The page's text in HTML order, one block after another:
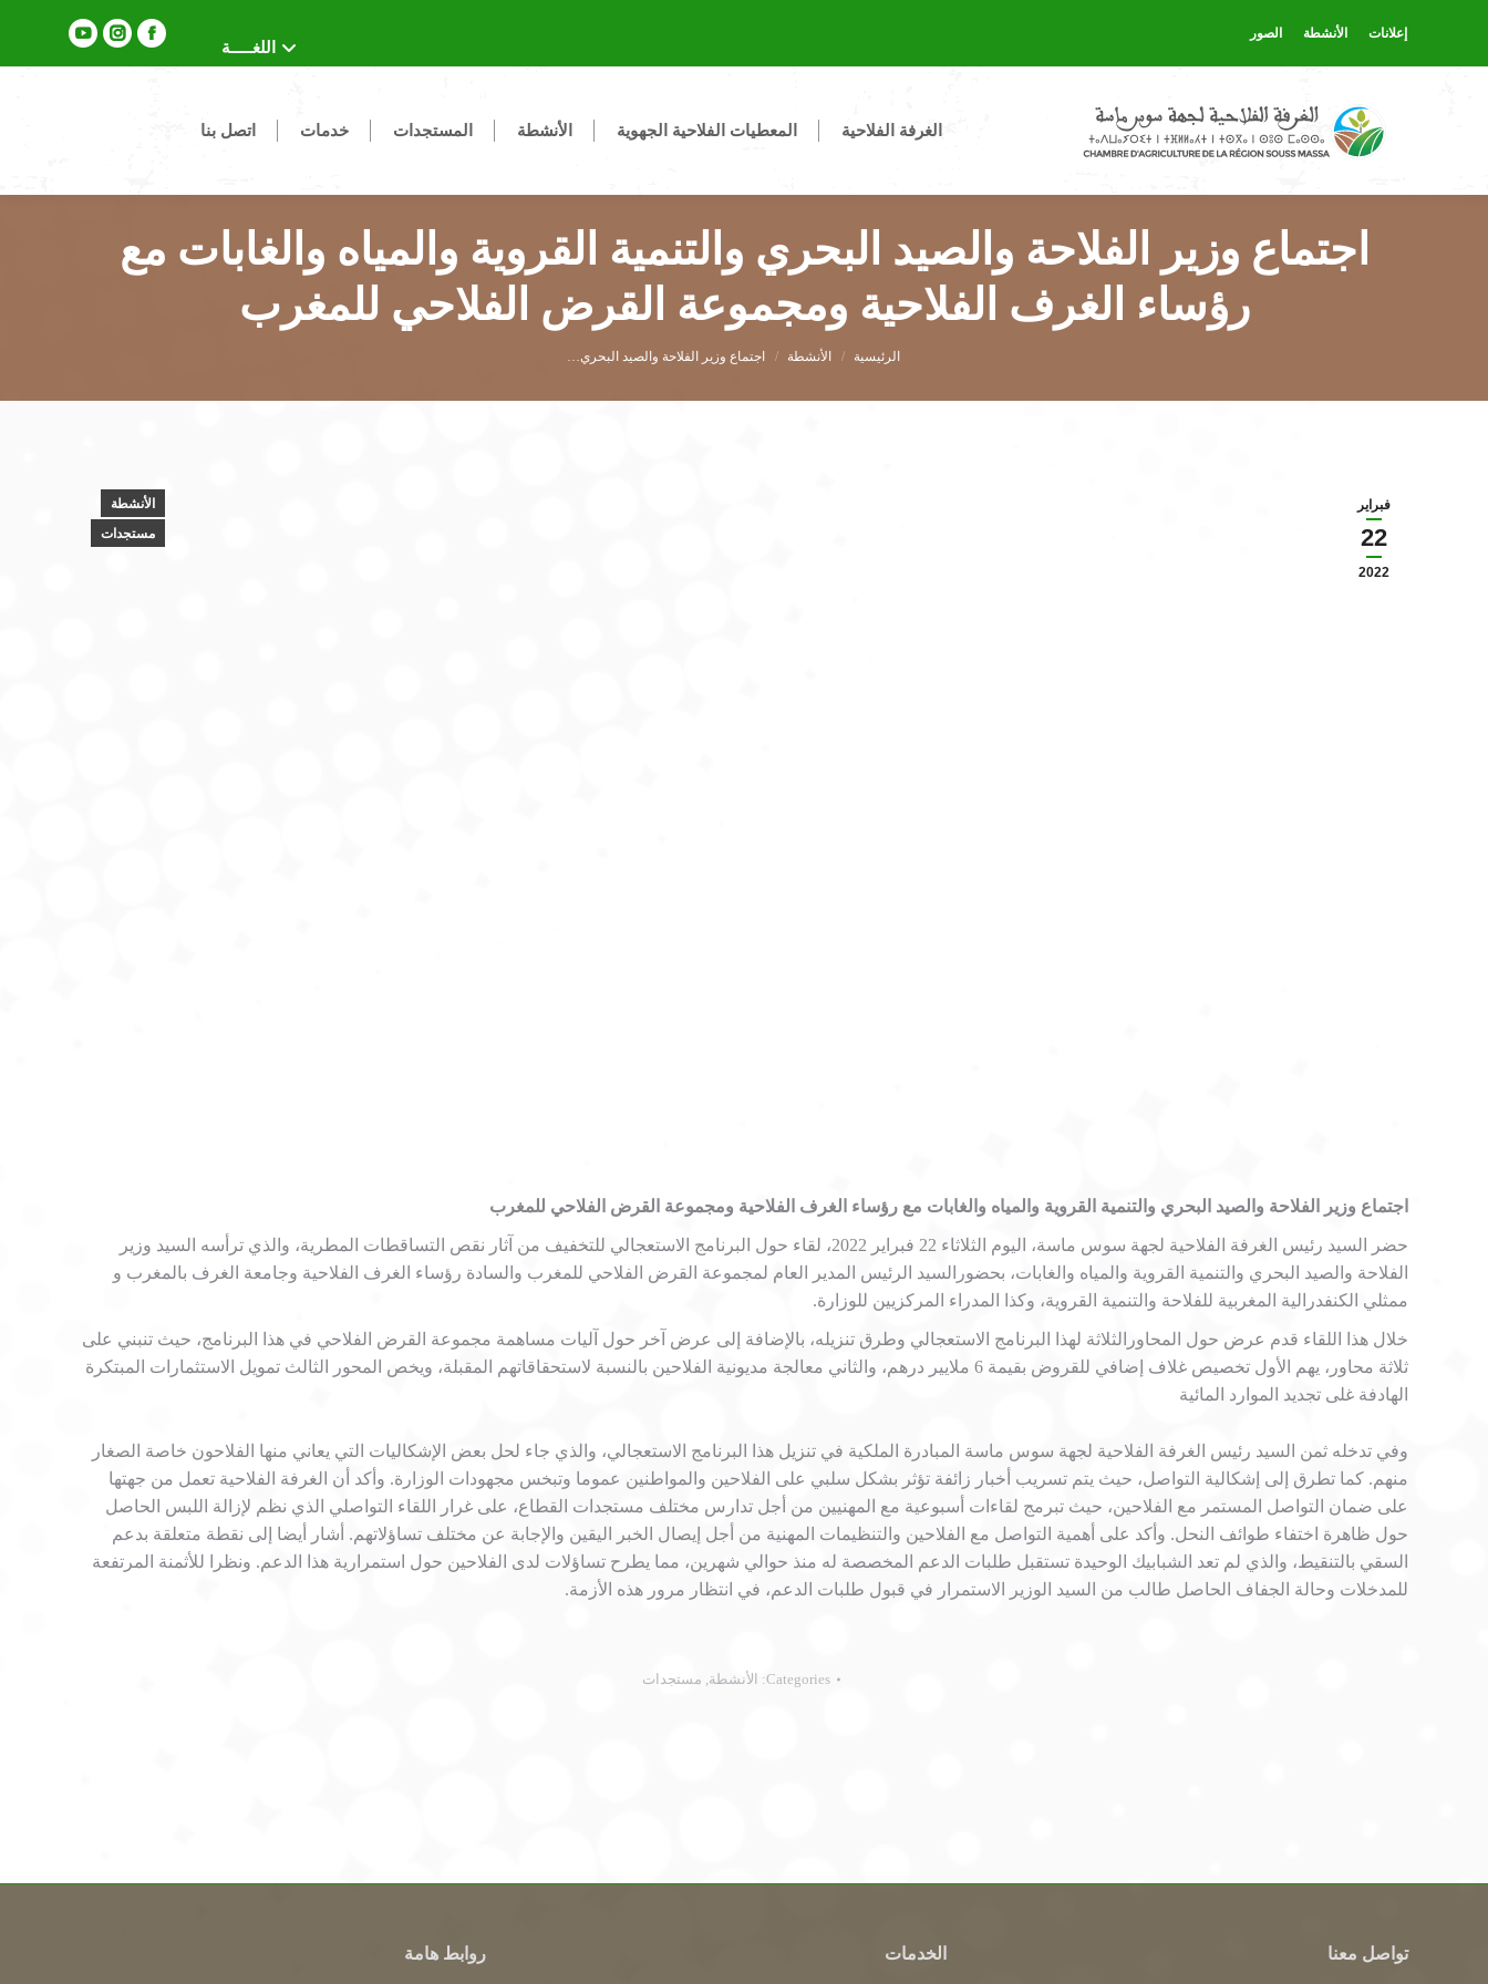
إعلانات الأنشطة الصور
اللغـــــة
Facebook
Instagram
YouTube
الغرفة الفلاحية المعطيات الفلاحية الجهوية الأنشطة المستجدات خدمات اتصل بنا
اجتماع وزير الفلاحة والصيد البحري والتنمية القروية والمياه والغابات مع
رؤساء الغرف الفلاحية ومجموعة القرض الفلاحي للمغرب
You are here: الأنشطة اجتماع وزير الفلاحة والصيد البحري…
فبراير
22
2022
الأنشطة
مستجدات
اجتماع وزير الفلاحة والصيد البحري والتنمية القروية والمياه والغابات مع رؤساء الغرف الفلاحية ومجموعة القرض الفلاحي للمغرب
حضر السيد رئيس الغرفة الفلاحية لجهة سوس ماسة، اليوم الثلاثاء 22 فبراير 2022، لقاء حول البرنامج الاستعجالي للتخفيف من آثار نقص التساقطات المطرية، والذي ترأسه السيد وزير
الفلاحة والصيد البحري والتنمية القروية والمياه والغابات، بحضورالسيد الرئيس المدير العام لمجموعة القرض الفلاحي للمغرب والسادة رؤساء الغرف الفلاحية وجامعة الغرف بالمغرب و
ممثلي الكنفدرالية المغربية للفلاحة والتنمية القروية، وكذا المدراء المركزيين للوزارة.
خلال هذا اللقاء قدم عرض حول المحاورالثلاثة لهذا البرنامج الاستعجالي وطرق تنزيله، بالإضافة إلى عرض آخر حول آليات مساهمة مجموعة القرض الفلاحي في هذا البرنامج، حيث تنبني على
ثلاثة محاور، يهم الأول تخصيص غلاف إضافي للقروض بقيمة 6 ملايير درهم، والثاني معالجة مديونية الفلاحين بالنسبة لاستحقاقاتهم المقبلة، ويخص المحور الثالث تمويل الاستثمارات المبتكرة
الهادفة غلى تجديد الموارد المائية
وفي تدخله ثمن السيد رئيس الغرفة الفلاحية لجهة سوس ماسة المبادرة الملكية في تنزيل هذا البرنامج الاستعجالي، والذي جاء لحل بعض الإشكاليات التي يعاني منها الفلاحون خاصة الصغار
منهم. كما تطرق إلى إشكالية التواصل، حيث يتم تسريب أخبار زائفة تؤثر بشكل سلبي على الفلاحين والمواطنين عموما وتبخس مجهودات الوزارة. وأكد أن الغرفة الفلاحية تعمل من جهتها
على ضمان التواصل المستمر مع الفلاحين، حيث تبرمج لقاءات أسبوعية مع المهنيين من أجل تدارس مختلف مستجدات القطاع، على غرار اللقاء التواصلي الذي نظم لإزالة اللبس الحاصل
حول ظاهرة اختفاء طوائف النحل. وأكد على أهمية التواصل مع الفلاحين والتنظيمات المهنية من أجل إيصال الخبر اليقين والإجابة عن مختلف تساؤلاتهم. أشار أيضا إلى نقطة متعلقة بدعم
السقي بالتنقيط، والذي لم تعد الشبابيك الوحيدة تستقبل طلبات الدعم المخصصة له منذ حوالي شهرين، مما يطرح تساؤلات لدى الفلاحين حول استمرارية هذا الدعم. ونظرا للأثمنة المرتفعة
للمدخلات وحالة الجفاف الحاصل طالب من السيد الوزير الاستمرار في قبول طلبات الدعم، في انتظار مرور هذه الأزمة.
Categories: الأنشطة, مستجدات
تواصل معنا الخدمات روابط هامة